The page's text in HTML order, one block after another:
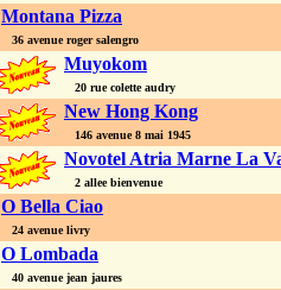
Montana Pizza
36 avenue roger salengro
Muyokom
20 rue colette audry
New Hong Kong
146 avenue 8 mai 1945
Novotel Atria Marne La
2 allee bienvenue
O Bella Ciao
24 avenue livry
O Lombada
40 avenue jean jaures